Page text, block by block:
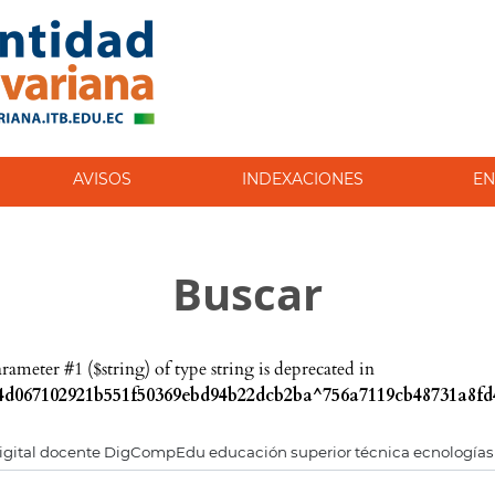
AVISOS INDEXACIONES
Buscar
#1 ($string) of type string is deprecated in